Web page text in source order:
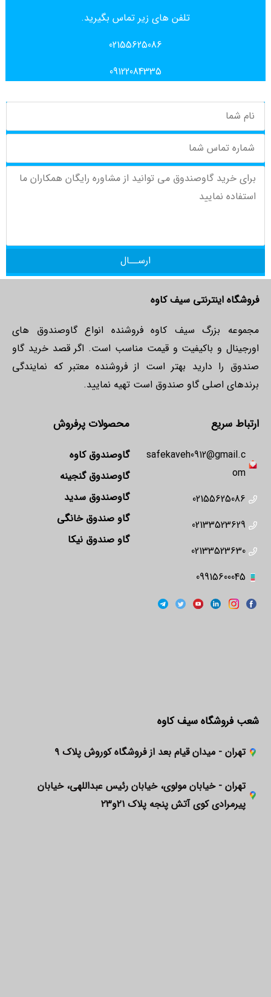
تلفن های زیر تماس بگیرید.
02155625086
09122084335
ارســال
فروشگاه اینترنتی سیف کاوه
مجموعه بزرگ سیف کاوه فروشنده انواع گاوصندوق های
اورجینال و باکیفیت و قیمت مناسب است. اگر قصد خرید گاو
صندوق را دارید بهتر است از فروشنده معتبر که نمایندگی
برندهای اصلی گاو صندوق است تهیه نمایید.
ارتباط سریع
safekaveh0912@gmail.c
om
02155625086
02133523629
02133523630
09915600045
محصولات پرفروش
گاوصندوق کاوه
گاوصندوق گنجینه
گاوصندوق سدید
گاو صندوق خانگی
گاو صندوق نیکا
شعب فروشگاه سیف کاوه
تهران - میدان قیام بعد از فروشگاه کوروش پلاک ۹
تهران - خیابان مولوی، خیابان رئیس عبداللهی، خیابان
پیرمرادی کوی آتش پنجه پلاک ۲۱و۲۳